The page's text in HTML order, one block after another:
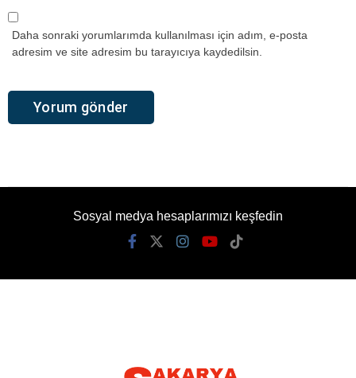
Daha sonraki yorumlarımda kullanılması için adım, e-posta
adresim ve site adresim bu tarayıcıya kaydedilsin.
Sosyal medya hesaplarımızı keşfedin